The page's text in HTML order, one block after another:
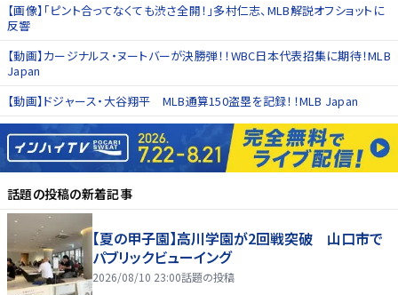
【画像】「ピント合ってなくても渋さ全開！」多村仁志、MLB解説オフショットに
反響
【動画】カージナルス・ヌートバーが決勝弾！！WBC日本代表招集に期待！MLB
Japan
【動画】ドジャース・大谷翔平 MLB通算150盗塁を記録！！MLB Japan
話題の投稿の新着記事
【夏の甲子園】高川学園が2回戦突破 山口市で
パブリックビューイング
2026/08/10 23:00話題の投稿